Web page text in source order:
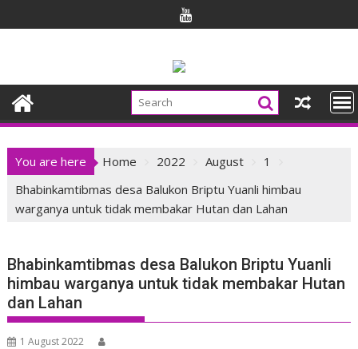
to
You are here Home 2022 August
1
Bhabinkamtibmas desa Balukon Briptu Yuanli himbau
warganya untuk tidak membakar Hutan dan Lahan
Bhabinkamtibmas desa Balukon Briptu Yuanli
himbau warganya untuk tidak membakar Hutan
dan Lahan
1 August 2022